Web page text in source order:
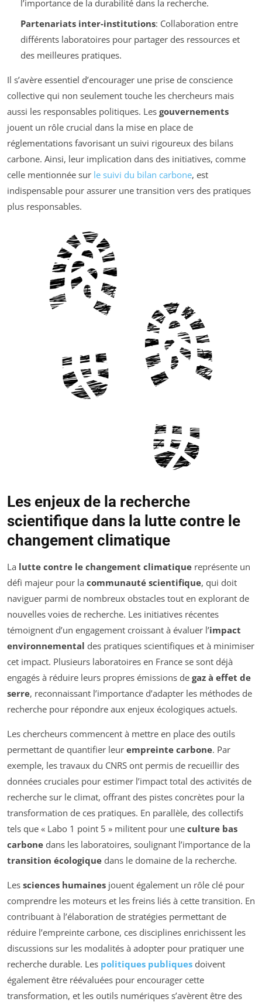
l’importance de la durabilité dans la recherche.
Partenariats inter-institutions: Collaboration entre
différents laboratoires pour partager des ressources et
des meilleures pratiques.
Il s’avère essentiel d’encourager une prise de conscience
collective qui non seulement touche les chercheurs mais
aussi les responsables politiques. Les gouvernements
jouent un rôle crucial dans la mise en place de
réglementations favorisant un suivi rigoureux des bilans
carbone. Ainsi, leur implication dans des initiatives, comme
celle mentionnée sur le suivi du bilan carbone, est
indispensable pour assurer une transition vers des pratiques
plus responsables.
Les enjeux de la recherche
scientifique dans la lutte contre le
changement climatique
La lutte contre le changement climatique représente un
défi majeur pour la communauté scientifique, qui doit
naviguer parmi de nombreux obstacles tout en explorant de
nouvelles voies de recherche. Les initiatives récentes
témoignent d’un engagement croissant à évaluer l’impact
environnemental des pratiques scientifiques et à minimiser
cet impact. Plusieurs laboratoires en France se sont déjà
engagés à réduire leurs propres émissions de gaz à effet de
serre, reconnaissant l’importance d’adapter les méthodes de
recherche pour répondre aux enjeux écologiques actuels.
Les chercheurs commencent à mettre en place des outils
permettant de quantifier leur empreinte carbone. Par
exemple, les travaux du CNRS ont permis de recueillir des
données cruciales pour estimer l’impact total des activités de
recherche sur le climat, offrant des pistes concrètes pour la
transformation de ces pratiques. En parallèle, des collectifs
tels que « Labo 1 point 5 » militent pour une culture bas
carbone dans les laboratoires, soulignant l’importance de la
transition écologique dans le domaine de la recherche.
Les sciences humaines jouent également un rôle clé pour
comprendre les moteurs et les freins liés à cette transition. En
contribuant à l’élaboration de stratégies permettant de
réduire l’empreinte carbone, ces disciplines enrichissent les
discussions sur les modalités à adopter pour pratiquer une
recherche durable. Les politiques publiques doivent
également être réévaluées pour encourager cette
transformation, et les outils numériques s’avèrent être des